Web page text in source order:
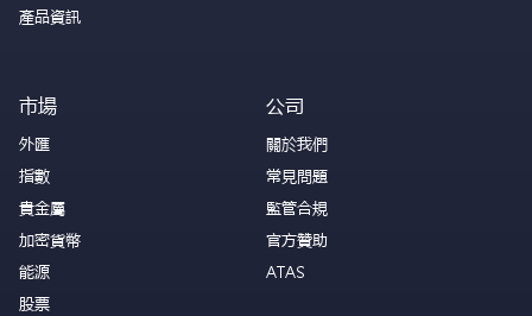
產品資訊
市場
外匯
指數
貴金屬
加密貨幣
能源
股票
公司
關於我們
常見問題
監管合規
官方贊助
ATAS